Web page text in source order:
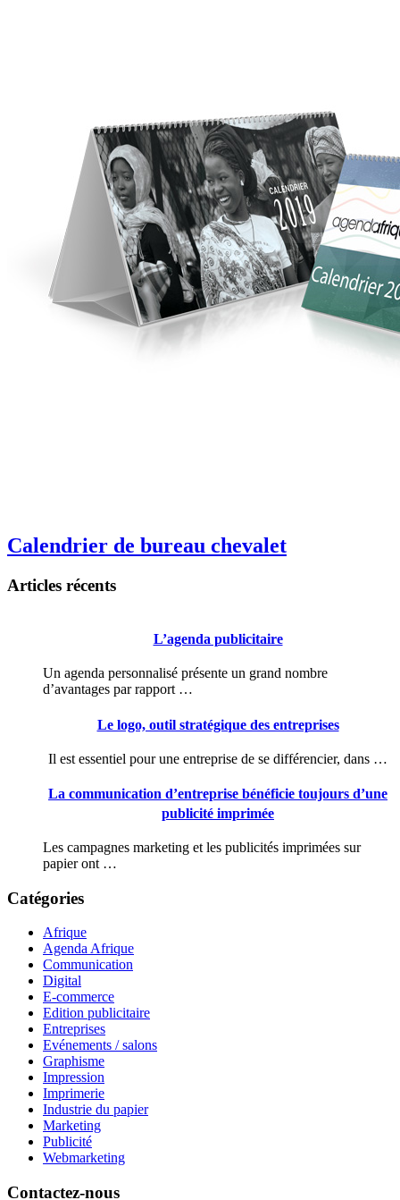
Calendrier de bureau chevalet
Articles récents
L’agenda publicitaire
Un agenda personnalisé présente un grand nombre
d’avantages par rapport …
Le logo, outil stratégique des entreprises
Il est essentiel pour une entreprise de se différencier, dans …
La communication d’entreprise bénéficie toujours d’une
publicité imprimée
Les campagnes marketing et les publicités imprimées sur
papier ont …
Catégories
Afrique
Agenda Afrique
Communication
Digital
E-commerce
Edition publicitaire
Entreprises
Evénements / salons
Graphisme
Impression
Imprimerie
Industrie du papier
Marketing
Publicité
Webmarketing
Contactez-nous